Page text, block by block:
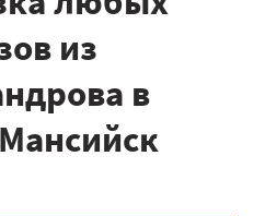
из
в